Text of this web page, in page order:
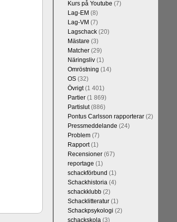
Kurs på Youtube (7)
Lag-EM (8)
Lag-VM (7)
Lagschack(20)
Mästare (3)
Matcher(29)
Näringsliv(1)
Omröstning (14)
OS(32)
Övrigt(1 401)
Partier(1 869)
Partislut(886)
Pontus Carlsson rapporterar(2)
Pressmeddelande (24)
Problem(7)
Rapport(1)
Recensioner(67)
reportage (1)
schackförbund (1)
Schackhistoria(4)
schackklubb(2)
Schacklitteratur(1)
Schackpsykologi (2)
schackskola(3)